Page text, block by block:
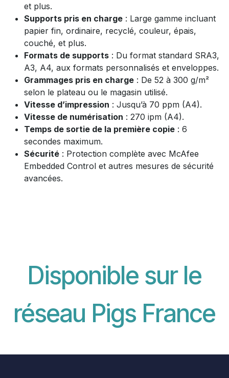
et plus.
Supports pris en charge : Large gamme incluant
papier fin, ordinaire, recyclé, couleur, épais,
couché, et plus.
Formats de supports : Du format standard SRA3,
A3, A4, aux formats personnalisés et enveloppes.
Grammages pris en charge : De 52 à 300 g/m²
selon le plateau ou le magasin utilisé.
Vitesse d’impression : Jusqu’à 70 ppm (A4).
Vitesse de numérisation : 270 ipm (A4).
Temps de sortie de la première copie : 6
secondes maximum.
Sécurité : Protection complète avec McAfee
Embedded Control et autres mesures de sécurité
avancées.
Disponible sur le
réseau Pigs France